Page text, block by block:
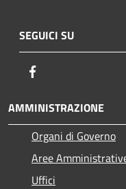
SEGUICI SU
AMMINISTRAZIONE
Organi di Governo
Aree
Uffici